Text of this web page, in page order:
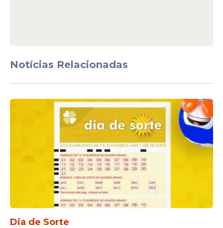
Notícias Relacionadas
Dia de Sorte